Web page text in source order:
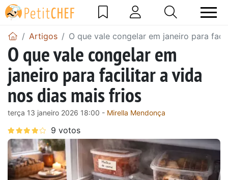
Artigos O que vale congelar em janeiro para
O que vale congelar em
janeiro para facilitar a vida
nos dias mais frios
terça 13 janeiro 2026 18:00 - Mirella Mendonça